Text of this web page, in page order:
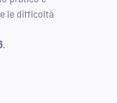
le difficoltà
.